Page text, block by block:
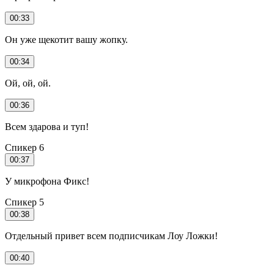
00:33
Он уже щекотит вашу жопку.
00:34
Ой, ой, ой.
00:36
Всем здарова и туп!
Спикер 6
00:37
У микрофона Фикс!
Спикер 5
00:38
Отдельный привет всем подписчикам Лоу Ложки!
00:40